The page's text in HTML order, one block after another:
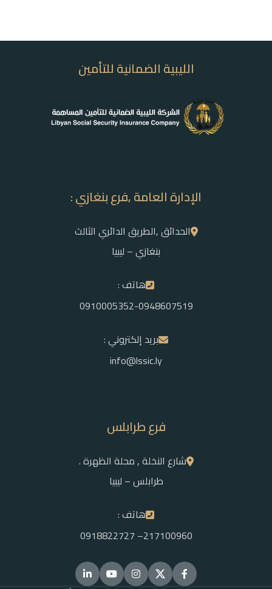
الليبية الضمانية للتأمين
الإدارة العامة ,فرع بنغازي :
الحدائق ,الطريق الدائري الثالث
بنغازي – ليبيا
هاتف :
0910005352-0948607519
بريد إلكتروني :
info@lssic.ly
فرع طرابلس
شارع النخلة , محلة الظهرة .
طرابلس – ليبيا
هاتف :
217100960– 0918822727